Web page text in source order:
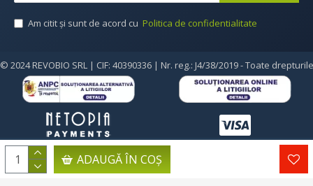
ADAUGĂ ÎN COŞ
Am citit şi sunt de acord cu Politica de confidentialitate
© 2024 REVOBIO SRL | CIF: 40390336 | Nr. reg.: J4/38/2019 - Toate